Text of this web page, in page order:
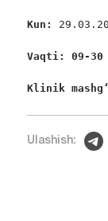
Kun:
Vaqti: 09-30
Klinik
Ulashish: